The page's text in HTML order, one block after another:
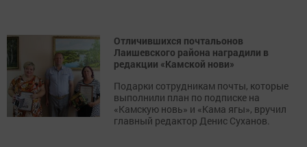
Отличившихся почтальонов
Лаишевского района наградили в
редакции «Камской нови»
Подарки сотрудникам почты, которые
выполнили план по подписке на
«Камскую новь» и «Кама ягы», вручил
главный редактор Денис Суханов.